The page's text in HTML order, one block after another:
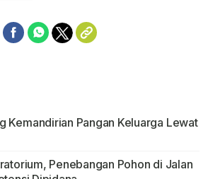
Kemandirian Pangan Keluarga Lewat
Penebangan Pohon di Jalan